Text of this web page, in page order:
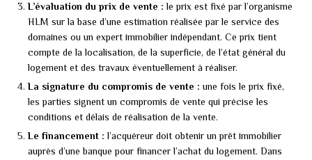
L’évaluation du prix de vente : le prix est fixé par l’organisme
HLM sur la base d’une estimation réalisée par le service des
domaines ou un expert immobilier indépendant. Ce prix tient
compte de la localisation, de la superficie, de l’état général du
logement et des travaux éventuellement à réaliser.
La signature du compromis de vente : une fois le prix fixé,
les parties signent un compromis de vente qui précise les
conditions et délais de réalisation de la vente.
Le financement : l’acquéreur doit obtenir un prêt immobilier
auprès d’une banque pour financer l’achat du logement. Dans